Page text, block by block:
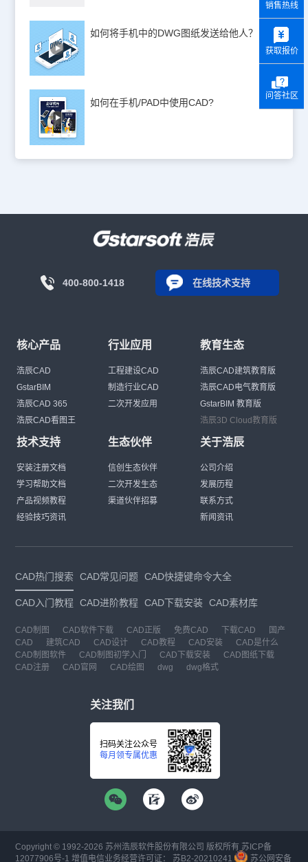
如何将手机中的DWG图纸发送给他人？
如何在手机/PAD中使用CAD?
400-800-1418 在线技术支持
核心产品
浩辰CAD
GstarBIM
浩辰CAD 365
浩辰CAD看图王
行业应用
工程建设CAD
制造行业CAD
二次开发应用
教育生态
浩辰CAD建筑教育版
浩辰CAD电气教育版
GstarBIM 教育版
浩辰3D Cloud教育版
技术支持
安装注册文档
学习帮助文档
产品视频教程
经验技巧资讯
生态伙伴
信创生态伙伴
二次开发生态
渠道伙伴招募
关于浩辰
公司介绍
发展历程
联系方式
新闻资讯
CAD热门搜索 CAD常见问题 CAD快捷键命令大全
CAD入门教程 CAD进阶教程 CAD下载安装 CAD素材库
CAD制图 CAD软件下载 CAD正版 免费CAD 下载CAD
国产
CAD
建筑CAD CAD设计 CAD教程 CAD安装
CAD是什么
CAD制图软件
CAD制图初学入门 CAD下载安装
CAD图纸下载
CAD注册
CAD官网 CAD绘图 dwg dwg格式
关注我们
扫码关注公众号
每月领专属优惠
Copyright © 1992-2026 苏州浩辰软件股份有限公司 版权所有 苏ICP备
12077906号-1 增值电信业务经营许可证： 苏B2-20210241 苏公网安备
销售热线
获取报价
问答社区